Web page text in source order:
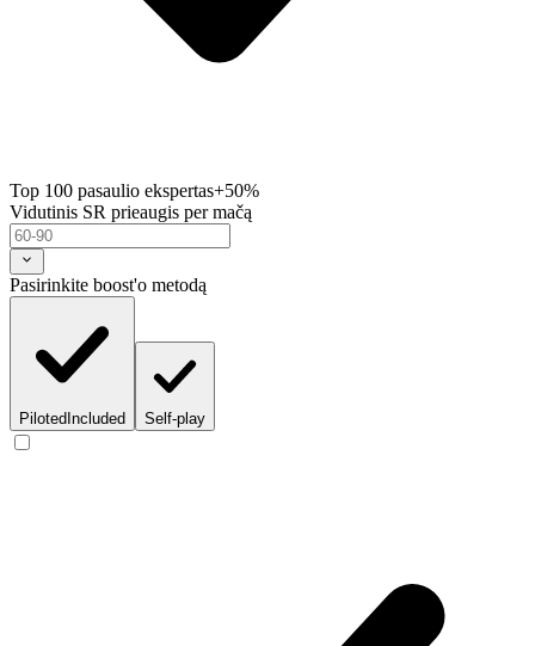
Top 100 pasaulio ekspertas+50%
Vidutinis SR prieaugis per mačą
Pasirinkite boost'o metodą
Piloted Included Self-play